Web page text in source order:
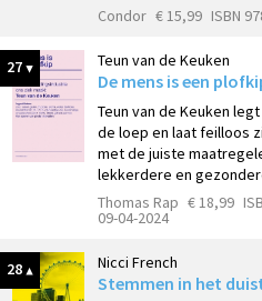
Condor € 15,99 ISBN
27 Teun van de Keuken
De mens is een
Teun van de Keuken
de loep en laat feilloos
met de juiste
lekkerdere en
Thomas Rap € 18,99
09-04-2024
28 Nicci French
Stemmen in het